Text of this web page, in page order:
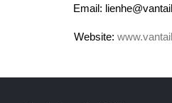
Email:
Website: